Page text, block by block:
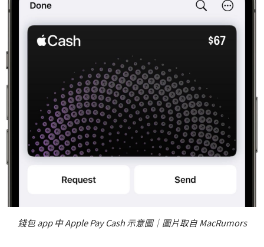
錢包 app 中 Apple Pay Cash 示意圖｜圖片取自 MacRumors